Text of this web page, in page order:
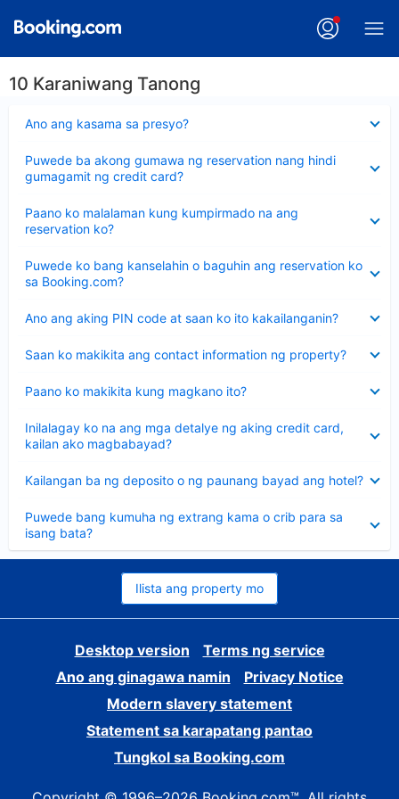
10 Karaniwang Tanong
Ano ang kasama sa presyo?
ang
Puwede ba akong gumawa ng reservation nang hindi
gumagamit ng credit card?
ang
sagot
Paano ko malalaman kung kumpirmado na ang
reservation ko?
ang
sagot
Puwede ko bang kanselahin o baguhin ang reservation ko
sa Booking.com?
ang
sagot
Ano ang aking PIN code at saan ko ito kakailanganin?
ang
Saan ko makikita ang contact information ng property?
ang
Paano ko makikita kung magkano ito?
ang
Inilalagay ko na ang mga detalye ng aking credit card,
kailan ako magbabayad?
ang
sagot
Kailangan ba ng deposito o ng paunang bayad ang hotel?
ang
Puwede bang kumuha ng extrang kama o crib para sa
isang bata?
ang
sagot
Ilista ang property mo
Desktop version
Terms ng service
Ano ang ginagawa namin
Privacy Notice
Modern slavery statement
Statement sa karapatang pantao
Tungkol sa Booking.com